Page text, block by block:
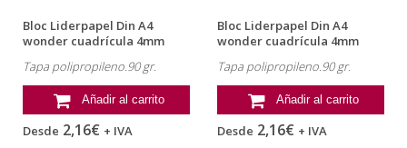
Bloc Liderpapel Din A4
wonder cuadrícula 4mm
Tapa polipropileno.90 gr.
Añadir al carrito
Desde 2,16€ + IVA
Bloc Liderpapel Din A4
wonder cuadrícula 4mm
Tapa polipropileno.90 gr.
Añadir al carrito
Desde 2,16€ + IVA